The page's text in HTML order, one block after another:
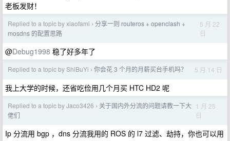
老板发财！
Replied to a topic by xiaofami › 分享一则 routeros + openclash +
mosdns 的配置思路
5 月 22
日
@Debug1998 稳了好多年了
Replied to a topic by ShiBuYi › 你会花 3 个月的月薪买台手机吗？ 5 月 14 日
我上大学的时候，还省吃俭用几个月买 HTC HD2 呢
Replied to a topic by Jaco3426 › 关于国内外分流的问题请教一下大
佬们
1 月 25
日
Ip 分流用 bgp ，dns 分流我用的 ROS 的 l7 过滤、劫持，你也可以用